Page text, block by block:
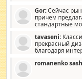
Gor:Сейчас
причем
стандартные
стандартные формы, в
со вкусом все в
мебель, а это не
tavaseni:
прекрасный
благодаря
romanenko